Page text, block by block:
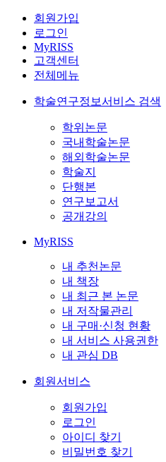
회원가입
로그인
MyRISS
고객센터
전체메뉴
학술연구정보서비스 검색
학위논문
국내학술논문
해외학술논문
학술지
단행본
연구보고서
공개강의
MyRISS
내 추천논문
내 책장
내 최근 본 논문
내 저작물관리
내 구매·신청 현황
내 서비스 사용권한
내 관심 DB
회원서비스
회원가입
로그인
아이디 찾기
비밀번호 찾기